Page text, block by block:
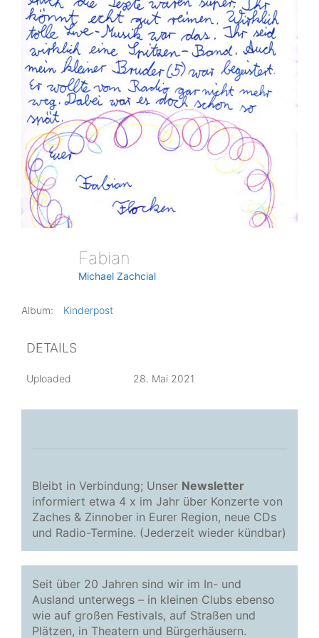
Fabian
Michael Zachcial
Album: Kinderpost
DETAILS
Uploaded 28. Mai 2021
Bleibt in Verbindung; Unser Newsletter
informiert etwa 4 x im Jahr über Konzerte von
Zaches & Zinnober in Eurer Region, neue CDs
und Radio-Termine. (Jederzeit wieder kündbar)
Seit über 20 Jahren sind wir im In- und
Ausland unterwegs – in kleinen Clubs ebenso
wie auf großen Festivals, auf Straßen und
Plätzen, in Theatern und Bürgerhäusern.